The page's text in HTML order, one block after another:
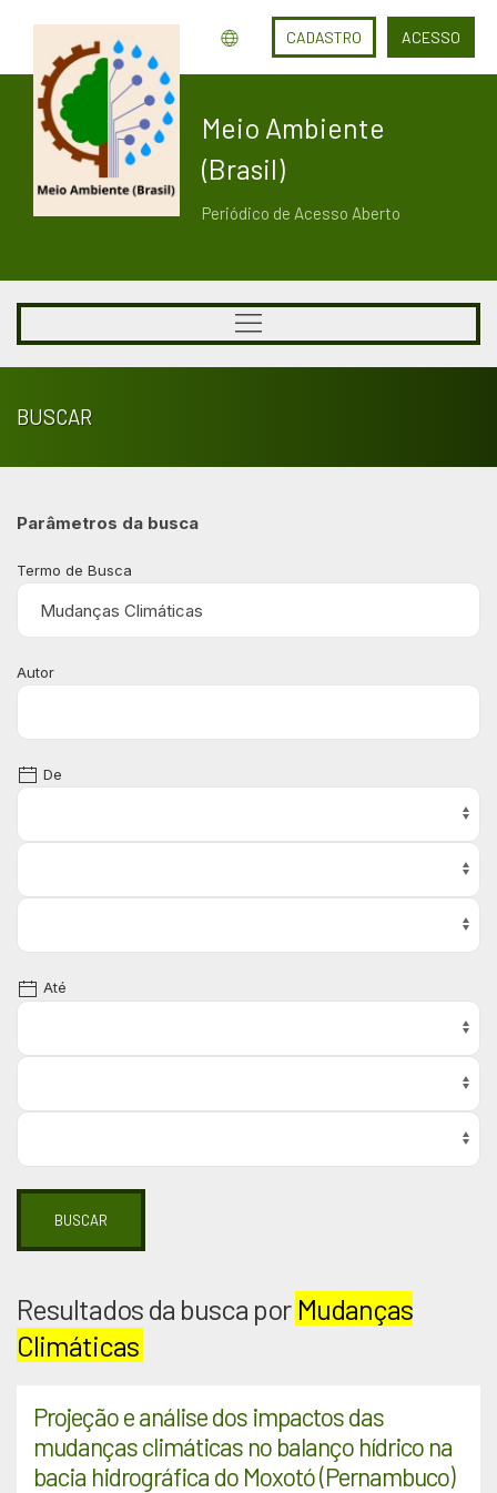
CADASTRO ACESSO
Meio Ambiente
(Brasil)
Periódico de Acesso Aberto
BUSCAR
Parâmetros da busca
Termo de Busca
Autor
De
Até
BUSCAR
Resultados da busca por Mudanças
Climáticas
Projeção e análise dos impactos das
mudanças climáticas no balanço hídrico na
bacia hidrográfica do Moxotó (Pernambuco)